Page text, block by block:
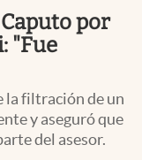
Uruguay
por
"Fue
la filtración de un
y aseguró que
del asesor.